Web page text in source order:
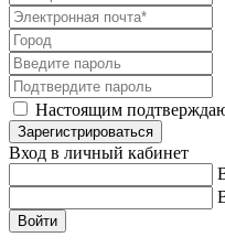
Настоящим
Зарегистрироваться
Вход в личный кабинет